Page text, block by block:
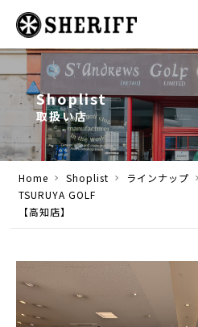
Shoplist
取扱い店
Home Shoplist ラインナップ
TSURUYA GOLF
【高知店】